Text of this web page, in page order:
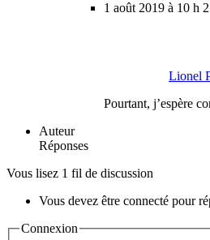
1 août 2019 à 10 h
Lionel
Pourtant, j’espère
Auteur
Réponses
Vous lisez 1 fil de discussion
Vous devez être connecté pour
Connexion